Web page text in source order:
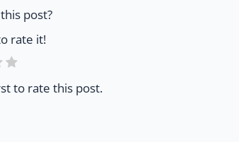
post?
rate it!
to rate this post.